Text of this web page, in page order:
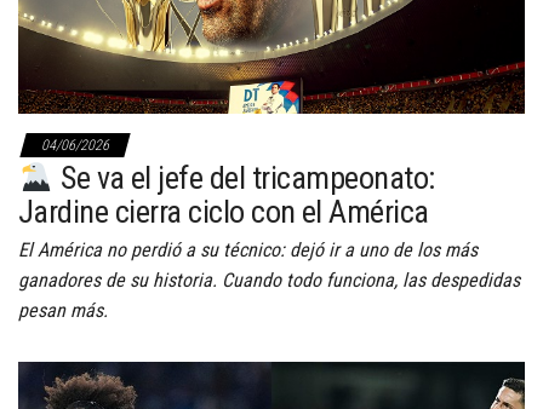
04/06/2026
Se va el jefe del tricampeonato:
Jardine cierra ciclo con el América
El América no perdió a su técnico: dejó ir a uno de los más
ganadores de su historia. Cuando todo funciona, las despedidas
pesan más.